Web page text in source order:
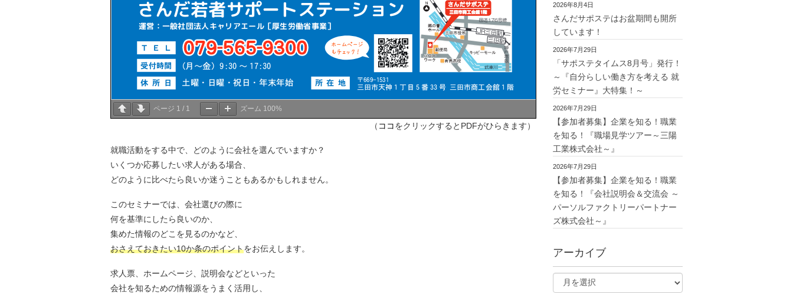
ページ 1 / 1 ズーム 100%
（ ココをクリックするとPDFがひらきます）
就職活動をする中で、どのように会社を選んでいますか？
いくつか応募したい求人がある場合、
どのように比べたら良いか迷うこともあるかもしれません。
このセミナーでは、会社選びの際に
何を基準にしたら良いのか、
集めた情報のどこを見るのかなど、
おさえておきたい10か条のポイントをお伝えします。
求人票、ホームページ、説明会などといった
会社を知るための情報源をうまく活用し、
2026年8月4日
さんだサポステはお盆期間も開所
しています！
2026年7月29日
「サポステタイムス8月号」発行！
～『自分らしい働き方を考える 就
労セミナー』大特集！～
2026年7月29日
【参加者募集】企業を知る！職業
を知る！『職場見学ツアー～三陽
工業株式会社～』
2026年7月29日
【参加者募集】企業を知る！職業
を知る！『会社説明会＆交流会 ～
パーソルファクトリーパートナー
ズ株式会社～』
アーカイブ